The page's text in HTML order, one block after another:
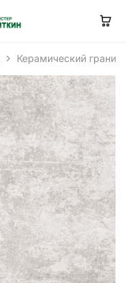
Керамический гранит